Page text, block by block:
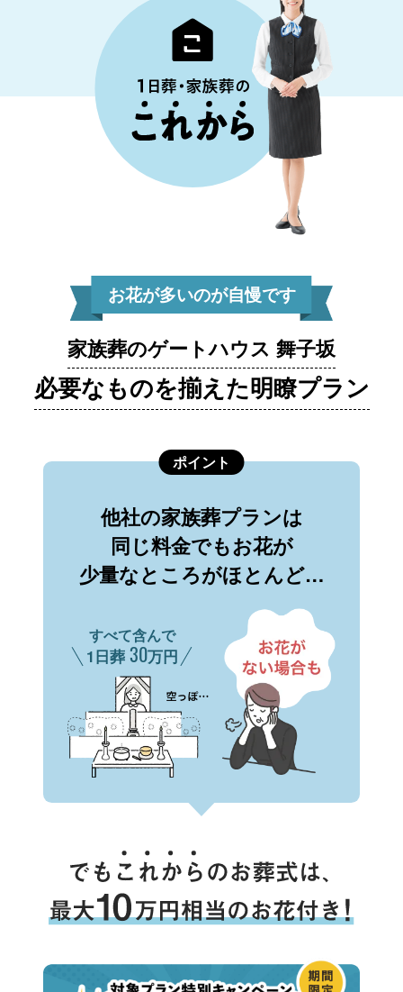
お花が多いのが自慢です
家族葬のゲートハウス 舞子坂
必要なものを揃えた明瞭プラン
ポイント
他社の家族葬プランは
同じ料金でもお花が
少量なところがほとんど…
すべて含んで
1日葬 30万円